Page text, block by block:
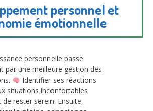
personnel et
émotionnelle
personnelle passe
par une meilleure gestion des
Identifier ses réactions
situations inconfortables
rester serein. Ensuite,